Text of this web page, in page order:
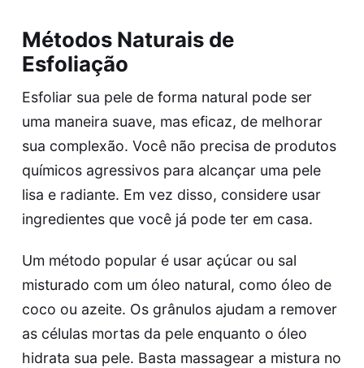
Métodos Naturais de
Esfoliação
Esfoliar sua pele de forma natural pode ser
uma maneira suave, mas eficaz, de melhorar
sua complexão. Você não precisa de produtos
químicos agressivos para alcançar uma pele
lisa e radiante. Em vez disso, considere usar
ingredientes que você já pode ter em casa.
Um método popular é usar açúcar ou sal
misturado com um óleo natural, como óleo de
coco ou azeite. Os grânulos ajudam a remover
as células mortas da pele enquanto o óleo
hidrata sua pele. Basta massagear a mistura no